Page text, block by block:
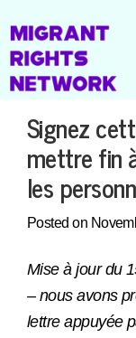
Signez
mettre fin
les
Posted on
Mise à jour du
– nous avons
lettre appuyée